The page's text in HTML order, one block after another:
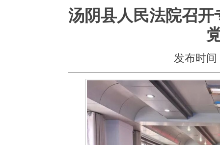
汤阴县人民法院召
发布时间